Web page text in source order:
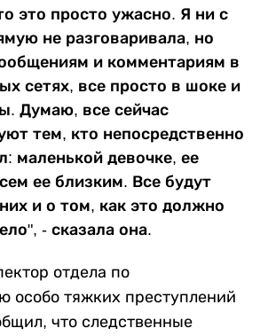
это просто ужасно. Я ни с
не разговаривала, но
и комментариям в
сетях, все просто в шоке и
Думаю, все сейчас
тем, кто непосредственно
маленькой девочке, ее
ее близким. Все будут
и о том, как это должно
- сказала она.
отдела по
особо тяжких преступлений
что следственные